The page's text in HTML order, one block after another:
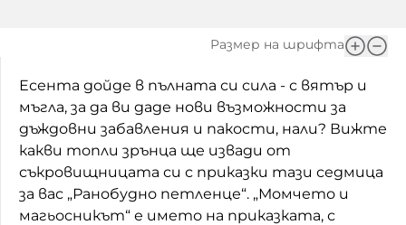
Къщата
Златната ябълка
Непознатите думи
Като Айнщайн
Размер на шрифта
Есента дойде в пълната си сила - с вятър и
мъгла, за да ви даде нови възможности за
дъждовни забавления и пакости, нали? Вижте
какви топли зрънца ще извади от
съкровищницата си с приказки тази седмица
за вас „Ранобудно петленце“. „Момчето и
магьосникът“ е името на приказката, с